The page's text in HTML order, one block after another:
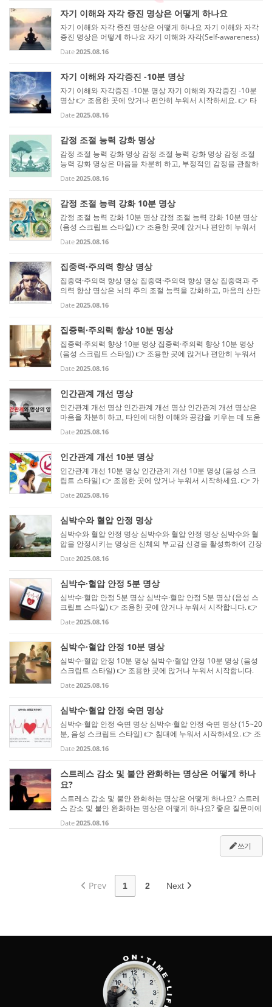
자기 이해와 자각 증진 명상은 어떻게 하나요
자기 이해와 자각 증진 명상은 어떻게 하나요 자기 이해와 자각
증진 명상은 어떻게 하나요 자기 이해와 자각(Self-awareness)
인식하며, 몸과 마음의 연결을 느끼는 데 초점을 맞춥니다. 꾸준
Date2025.08.16
자기 이해와 자각증진 -10분 명상
자기 이해와 자각증진 -10분 명상 자기 이해와 자각증진 -10분
명상 👉 조용한 곳에 앉거나 편안히 누워서 시작하세요. 👉 타
마음속으로 느껴보세요. [0~2분 – 호흡으로 마음 안정] “편안히
Date2025.08.16
감정 조절 능력 강화 명상
감정 조절 능력 강화 명상 감정 조절 능력 강화 명상 감정 조절
능력 강화 명상은 마음을 차분히 하고, 부정적인 감정을 관찰하
면 화, 불안, 슬픔 등의 감정을 더 잘 관리하고, 스트레스 상황에
Date2025.08.16
감정 조절 능력 강화 10분 명상
감정 조절 능력 강화 10분 명상 감정 조절 능력 강화 10분 명상
(음성 스크립트 스타일) 👉 조용한 곳에 앉거나 편안히 누워서
천천히 따라 읽으며 마음속으로 느껴보세요. [0~2분 – 호흡으로
Date2025.08.16
집중력·주의력 향상 명상
집중력·주의력 향상 명상 집중력·주의력 향상 명상 집중력과 주
의력 향상 명상은 뇌의 주의 조절 능력을 강화하고, 마음의 산만
상생활에서 집중력을 높이고 멀티태스킹에 대한 피로감을 줄일
Date2025.08.16
집중력·주의력 향상 10분 명상
집중력·주의력 향상 10분 명상 집중력·주의력 향상 10분 명상
(음성 스크립트 스타일) 👉 조용한 곳에 앉거나 편안히 누워서
👉 천천히 읽으면서 마음속으로 느껴보세요. [0~2분 – 호흡 준
Date2025.08.16
인간관계 개선 명상
인간관계 개선 명상 인간관계 개선 명상 인간관계 개선 명상은
마음을 차분히 하고, 타인에 대한 이해와 공감을 키우는 데 도움
고, 긍정적인 관계를 형성하는 능력이 향상돼요. 아래에 단계별
Date2025.08.16
인간관계 개선 10분 명상
인간관계 개선 10분 명상 인간관계 개선 10분 명상 (음성 스크
립트 스타일) 👉 조용한 곳에 앉거나 누워서 시작하세요. 👉 가
따라 읽으며 마음속으로 느껴보세요. [0~2분 – 호흡으로 마음 안
Date2025.08.16
심박수와 혈압 안정 명상
심박수와 혈압 안정 명상 심박수와 혈압 안정 명상 심박수와 혈
압을 안정시키는 명상은 신체의 부교감 신경을 활성화하여 긴장
계별로 쉽게 따라 할 수 있는 방법을 정리해 드릴게요. 심박수와
Date2025.08.16
심박수·혈압 안정 5분 명상
심박수·혈압 안정 5분 명상 심박수·혈압 안정 5분 명상 (음성 스
크립트 스타일) 👉 조용한 곳에 앉거나 누워서 시작합니다. 👉
자세 & 호흡 준비] “편안히 앉거나 누워서 눈을 감습니다. 오늘
Date2025.08.16
심박수·혈압 안정 10분 명상
심박수·혈압 안정 10분 명상 심박수·혈압 안정 10분 명상 (음성
스크립트 스타일) 👉 조용한 곳에 앉거나 누워서 시작합니다.
세 & 호흡 준비] “편안히 앉거나 누워 눈을 감습니다. 오늘 하루
Date2025.08.16
심박수·혈압 안정 숙면 명상
심박수·혈압 안정 숙면 명상 심박수·혈압 안정 숙면 명상 (15~20
분, 음성 스크립트 스타일) 👉 침대에 누워서 시작하세요. 👉 조
👉 천천히 읽으며 따라 해도 괜찮습니다. 👉 목표는 수면이므
Date2025.08.16
스트레스 감소 및 불안 완화하는 명상은 어떻게 하나
요?
스트레스 감소 및 불안 완화하는 명상은 어떻게 하나요? 스트레
스 감소 및 불안 완화하는 명상은 어떻게 하나요? 좋은 질문이에
도움이 됩니다. 아래에 초보자도 쉽게 따라 할 수 있는 방법을 단
Date2025.08.16
쓰기
Prev 1 2 Next